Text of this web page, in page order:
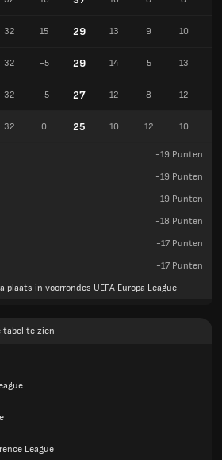
32 15 29 13 9 10
32 -5 29 14 5 13
32 -5 27 12 8 12
32 0 25 10 12 10
-19 Punten
-19 Punten
-19 Punten
-18 Punten
-17 Punten
-17 Punten
in voorrondes UEFA Europa League
tabel te zien
League